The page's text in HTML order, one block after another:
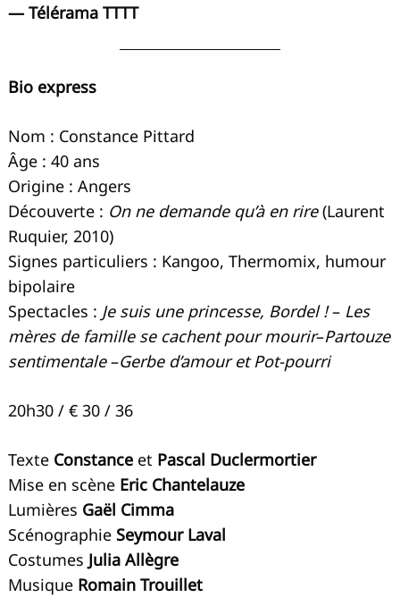
— Télérama TTTT
Bio express
Nom : Constance Pittard
Âge : 40 ans
Origine : Angers
Découverte : On ne demande qu’à en rire(Laurent
Ruquier, 2010)
Signes particuliers : Kangoo, Thermomix, humour
bipolaire
Spectacles : Je suis une princesse, Bordel !– Les
mères de famille se cachent pour mourir–Partouze
sentimentale–Gerbe d’amour et Pot-pourri
20h30 / € 30 / 36
Texte Constance et Pascal Duclermortier
Mise en scène Eric Chantelauze
Lumières Gaël Cimma
Scénographie Seymour Laval
Costumes Julia Allègre
Musique Romain Trouillet